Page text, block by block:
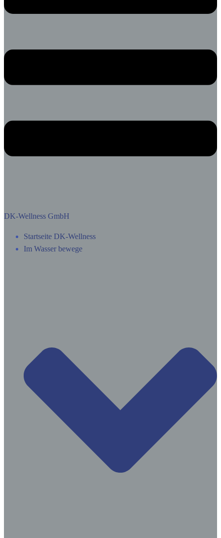
DK-Wellness GmbH
Startseite DK-Wellness
Im Wasser bewege